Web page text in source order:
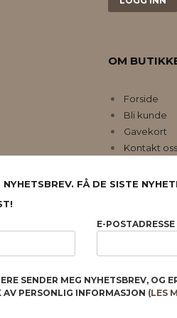
OM
Forside
Bli kunde
Gavekort
Kontakt oss
SIKKERHET OG PERSONVERN
du får en bedre kjøpsopplevelse og vi kan
og huske hva du har puttet i
ellerendre innstillinger for cookies.
NYHETSBREV. FÅ DE SISTE
E-POSTADRESSE
SENDER MEG NYHETSBREV, OG
AV PERSONLIG INFORMASJON (LES